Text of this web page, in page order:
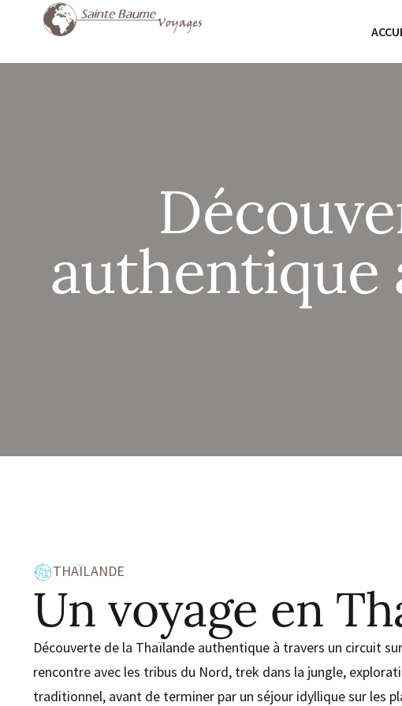
principal
authentique
THAÏLANDE
Un voyage en
Découverte de la Thaïlande authentique à travers un circuit
rencontre avec les tribus du Nord, trek dans la jungle,
traditionnel, avant de terminer par un séjour idyllique sur les